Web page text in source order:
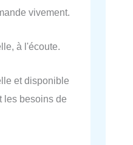
vivement.
à l'écoute.
et disponible
les besoins de